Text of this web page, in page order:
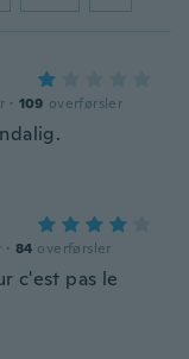
· 109 overførsler
· 84 overførsler
c'est pas le